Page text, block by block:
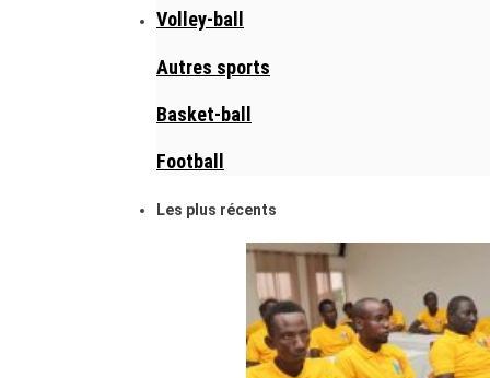
Volley-ball
Autres sports
Basket-ball
Football
Les plus récents